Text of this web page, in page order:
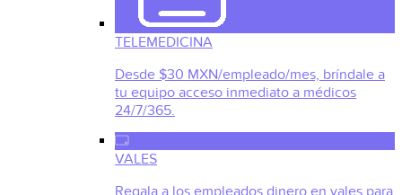
TELEMEDICINA
Desde $30 MXN/empleado/mes, bríndale a
tu equipo acceso inmediato a médicos
24/7/365.
VALES